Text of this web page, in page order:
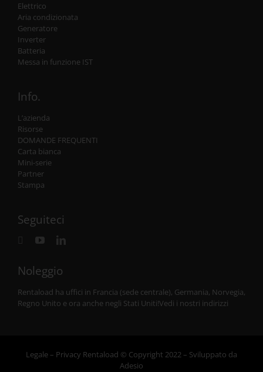
Elettrico
Aria condizionata
Generatore
Inverter
Batteria
Messa in funzione IST
Info.
L’azienda
Risorse
DOMANDE FREQUENTI
Carta bianca
Mini-serie
Partner
Stampa
Seguiteci
Noleggio
Rentaload ha uffici in Francia (sede centrale), Germania, Norvegia,
Regno Unito e ora anche negli Stati Uniti!Vedi i nostri indirizzi
Legale– Privacy Rentaload © Copyright 2022 – Sviluppato da
Adesio